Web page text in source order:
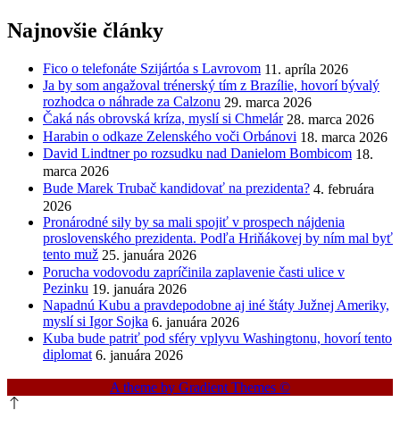
Najnovšie články
Fico o telefonáte Szijártóa s Lavrovom 11. apríla 2026
Ja by som angažoval trénerský tím z Brazílie, hovorí bývalý
rozhodca o náhrade za Calzonu 29. marca 2026
Čaká nás obrovská kríza, myslí si Chmelár 28. marca 2026
Harabin o odkaze Zelenského voči Orbánovi 18. marca 2026
David Lindtner po rozsudku nad Danielom Bombicom 18.
marca 2026
Bude Marek Trubač kandidovať na prezidenta? 4. februára
2026
Pronárodné sily by sa mali spojiť v prospech nájdenia
proslovenského prezidenta. Podľa Hriňákovej by ním mal byť
tento muž 25. januára 2026
Porucha vodovodu zapríčinila zaplavenie časti ulice v
Pezinku 19. januára 2026
Napadnú Kubu a pravdepodobne aj iné štáty Južnej Ameriky,
myslí si Igor Sojka 6. januára 2026
Kuba bude patriť pod sféry vplyvu Washingtonu, hovorí tento
diplomat 6. januára 2026
A theme by Gradient Themes ©